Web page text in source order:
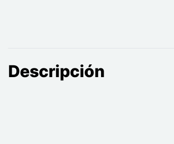
Descripción